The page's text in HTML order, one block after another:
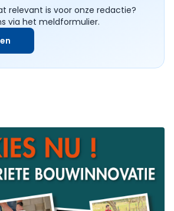
relevant is voor onze redactie?
via het meldformulier.